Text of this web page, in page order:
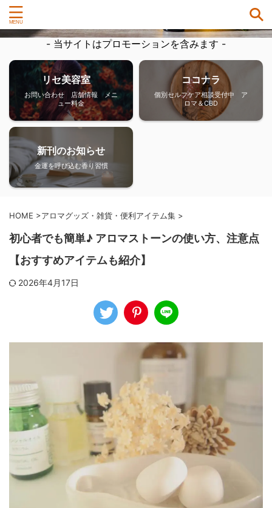
- 当サイトはプロモーションを含みます -
リセ美容室
お問い合わせ 店舗情報 メニ
ュー料金
ココナラ
個別セルフケア相談受付中 ア
ロマ＆CBD
新刊のお知らせ
金運を呼び込む香り習慣
HOME >アロマグッズ・雑貨・便利アイテム集 >
初心者でも簡単♪ アロマストーンの使い方、注意点
【おすすめアイテムも紹介】
2026年4月17日